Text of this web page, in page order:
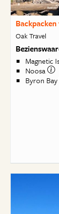
Oak Travel
Magnetic
Noosa
Byron Bay